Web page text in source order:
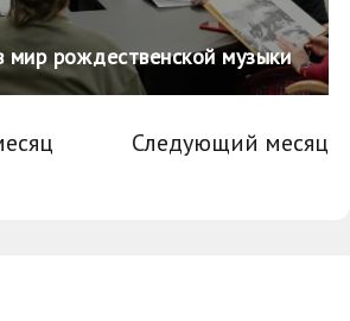
мир рождественской музыки
Следующий месяц